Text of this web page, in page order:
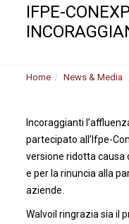
IFPE-
Home News & Media
Incoraggianti
partecipato all’Ifpe-
versione ridotta causa
e per la rinuncia alla
aziende.
Walvoil ringrazia sia il